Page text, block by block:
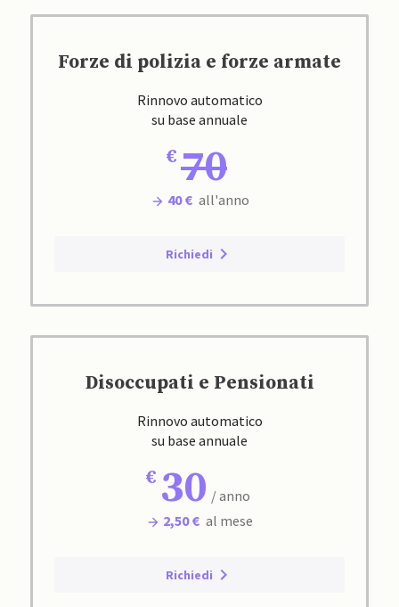
Forze di polizia e forze armate
Rinnovo automatico
su base annuale
70
40 € all'anno
Richiedi
Disoccupati e Pensionati
Rinnovo automatico
su base annuale
30 / anno
2,50 € al mese
Richiedi